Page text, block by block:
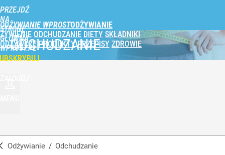
PRZEJDŹ
NA
STRONĘ
GŁÓWNĄ
WPROST.PL
ODŻYWIANIE WPROST
ŻYWIENIE ODCHUDZANIE DIETY SKŁADNIKI
ODŻYWCZE PRODUKTY PRZEPISY ZDROWIE
ODCHUDZANIE
Odżywianie / Odchudzanie